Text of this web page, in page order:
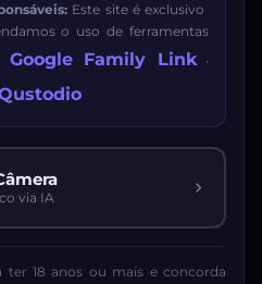
Este site é exclusivo
o uso de ferramentas
Google Family Link·
via IA
18 anos ou mais e concorda